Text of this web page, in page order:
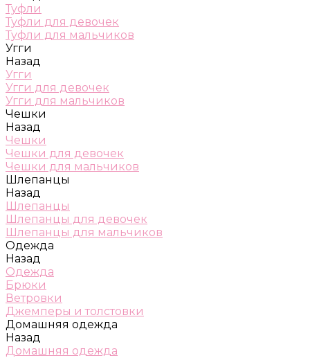
Туфли
Туфли для девочек
Туфли для мальчиков
Угги
Назад
Угги
Угги для девочек
Угги для мальчиков
Чешки
Назад
Чешки
Чешки для девочек
Чешки для мальчиков
Шлепанцы
Назад
Шлепанцы
Шлепанцы для девочек
Шлепанцы для мальчиков
Одежда
Назад
Одежда
Брюки
Ветровки
Джемперы и толстовки
Домашняя одежда
Назад
Домашняя одежда